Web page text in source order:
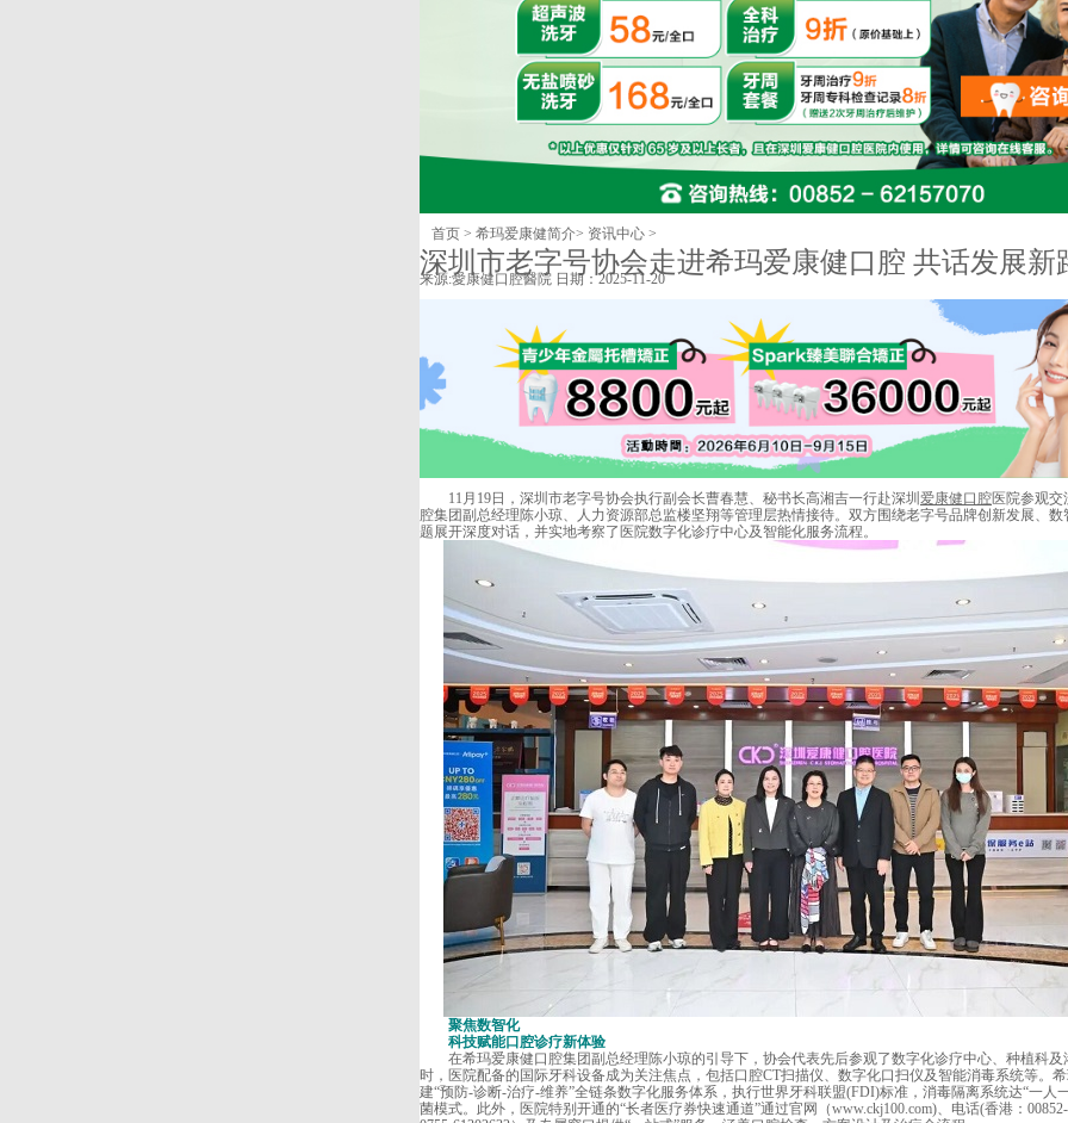
首页 > 希玛爱康健简介> 资讯中心 >
深圳市老字号协会走进希玛爱康健口腔 共话发展新
来源:愛康健口腔醫院 日期：2025-11-20
11月19日，深圳市老字号协会执行副会长曹春慧、秘书长高湘吉一行赴深圳 爱康健口腔医院参观交
腔集团副总经理陈小琼、人力资源部总监楼坚翔等管理层热情接待。双方围绕老字号品牌创新发展、
题展开深度对话，并实地考察了医院数字化诊疗中心及智能化服务流程。
聚焦数智化
科技赋能口腔诊疗新体验
在希玛爱康健口腔集团副总经理陈小琼的引导下，协会代表先后参观了数字化诊疗中心、种植科及
时，医院配备的国际牙科设备成为关注焦点，包括口腔CT扫描仪、数字化口扫仪及智能消毒系统等。
建“预防-诊断-治疗-维养”全链条数字化服务体系，执行世界牙科联盟(FDI)标准，消毒隔离系统达“一人
菌模式。此外，医院特别开通的“长者医疗券快速通道”通过官网（www.ckj100.com)、电话(香港：